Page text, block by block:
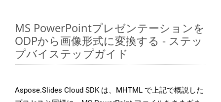
MS PowerPointプレゼンテーションを
ODPから画像形式に変換する - ステッ
プバイステップガイド
Aspose.Slides Cloud SDK は、MHTML で上記で概説した